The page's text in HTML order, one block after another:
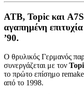
ATB, Topic και
αγαπημένη
’90.
Ο θρυλικός Γερμανός
συνεργάζεται με τον
το πρώτο επίσημο remake
από το 1998.